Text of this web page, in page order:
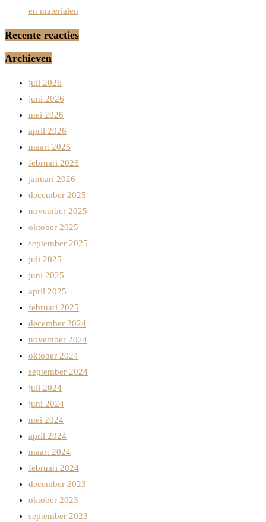
en materialen
Recente reacties
Archieven
juli 2026
juni 2026
mei 2026
april 2026
maart 2026
februari 2026
januari 2026
december 2025
november 2025
oktober 2025
september 2025
juli 2025
juni 2025
april 2025
februari 2025
december 2024
november 2024
oktober 2024
september 2024
juli 2024
juni 2024
mei 2024
april 2024
maart 2024
februari 2024
december 2023
oktober 2023
september 2023